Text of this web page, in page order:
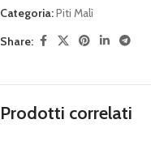
Categoria:Piti Malì
Share:
Prodotti correlati